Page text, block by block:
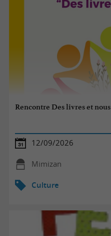
Rencontre Des livres et nous
12/09/2026
Mimizan
Culture